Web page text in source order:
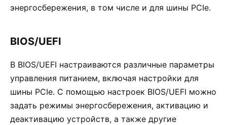
энергосбережения, в том числе и для шины PCIe.
BIOS/UEFI
В BIOS/UEFI настраиваются различные параметры
управления питанием, включая настройки для
шины PCIe. С помощью настроек BIOS/UEFI можно
задать режимы энергосбережения, активацию и
деактивацию устройств, а также другие